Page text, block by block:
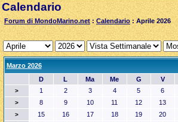
Calendario
Forum di MondoMarino.net :Calendario : Aprile 2026
Marzo 2026
D
L Ma Me G V
> 1 2 3 4 5 6
> 8 9 10 11 12 13
> 15 16 17 18 19 20